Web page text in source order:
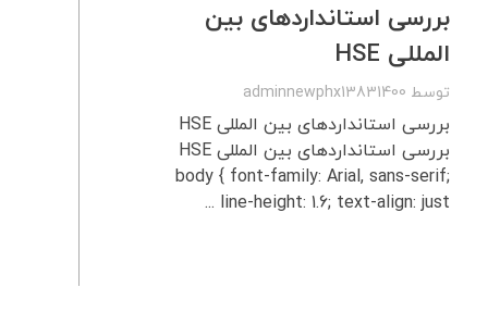
بررسی استانداردهای بین‌
المللی HSE
توسط adminnewphx13831400
بررسی استانداردهای بین‌ المللی HSE
بررسی استانداردهای بین‌ المللی HSE
body { font-family: Arial, sans-serif;
line-height: 1.6; text-align: just ...